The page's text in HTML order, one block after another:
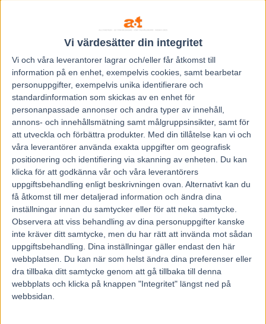
Vi värdesätter din integritet
Vi och våra leverantorer lagrar och/eller får åtkomst till
information på en enhet, exempelvis cookies, samt bearbetar
personuppgifter, exempelvis unika identifierare och
standardinformation som skickas av en enhet för
personanpassade annonser och andra typer av innehåll,
annons- och innehållsmätning samt målgruppsinsikter, samt för
att utveckla och förbättra produkter. Med din tillåtelse kan vi och
våra leverantörer använda exakta uppgifter om geografisk
positionering och identifiering via skanning av enheten. Du kan
klicka för att godkänna vår och våra leverantörers
uppgiftsbehandling enligt beskrivningen ovan. Alternativt kan du
få åtkomst till mer detaljerad information och ändra dina
inställningar innan du samtycker eller för att neka samtycke.
Observera att viss behandling av dina personuppgifter kanske
inte kräver ditt samtycke, men du har rätt att invända mot sådan
uppgiftsbehandling. Dina inställningar gäller endast den här
webbplatsen. Du kan när som helst ändra dina preferenser eller
dra tillbaka ditt samtycke genom att gå tillbaka till denna
webbplats och klicka på knappen "Integritet" längst ned på
webbsidan.
Det var en tidskrävande resa för honom, sade Anette
Några dagars lugn och ro verkar ha gjort susen.
Måndagsmorgonens test var ett lite vassare träningsjobb
på Kalmartravet. Tommy Zackrisson sken som en sol
efteråt.
– Jag körde 1.14,5 i 1 600 meter och det är en fantastisk
häst med en oerhörd motor. Jag har kört Peace Corps en
gång, Uncle Peter är av samma kaliber, sade Tommy.
”Han är ruskigt snabb”
För en häst av Uncle Peters kaliber var detta jobb mer eller
mindre en joggingtur. På söndag lär det däremot gå
betydligt fortare.
– Oj, vad fort han kommer att springa. Uncle Peter är
ruskigt startsnabb och det kommer han att dra fördel av,
det gäller att komma ner på innerspår, sade Tommy.
Den sista finslipningen sker på torsdag med några raskare
intervaller. Resan mot Stockholm går på lördag.